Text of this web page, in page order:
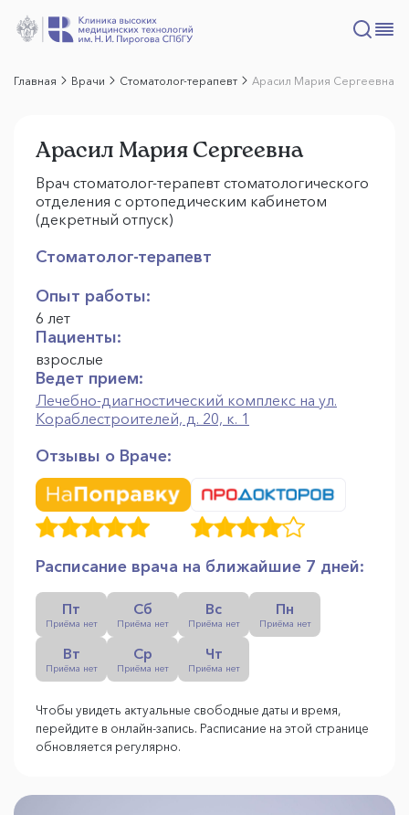
Главная Врачи Стоматолог-терапевт Арасил Мария Сергеевна
Арасил Мария Сергеевна
Врач стоматолог-терапевт стоматологического
отделения с ортопедическим кабинетом
(декретный отпуск)
Стоматолог-терапевт
Опыт работы:
6 лет
Пациенты:
взрослые
Ведет прием:
Лечебно-диагностический комплекс на ул.
Кораблестроителей, д. 20, к. 1
Отзывы о Враче:
Расписание врача на ближайшие 7 дней:
Пт
Приёма нет
Сб
Приёма нет
Вс
Приёма нет
Пн
Приёма нет
Вт
Приёма нет
Ср
Приёма нет
Чт
Приёма нет
Чтобы увидеть актуальные свободные даты и время,
перейдите в онлайн-запись. Расписание на этой странице
обновляется регулярно.